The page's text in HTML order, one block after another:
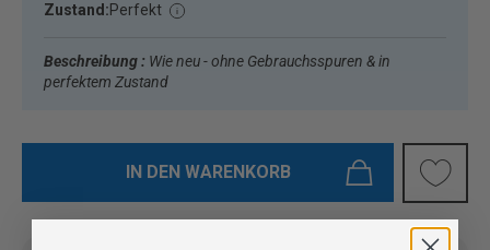
Zustand:Perfekt
Beschreibung : Wie neu - ohne Gebrauchsspuren & in
perfektem Zustand
IN DEN WARENKORB